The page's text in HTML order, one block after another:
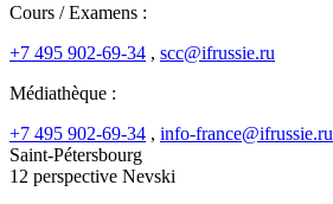
Cours / Examens :
+7 495 902-69-34 , scc@ifrussie.ru
Médiathèque :
+7 495 902-69-34 , info-france@ifrussie.ru
Saint-Pétersbourg
12 perspective Nevski